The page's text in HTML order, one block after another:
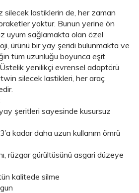
silecek lastiklerin de, her zaman
yoktur. Bunun yerine ön
uyum sağlamakta olan özel
ürünü bir yay şeridi bulunmakta ve
tüm uzunluğu boyunca eşit
yenilikçi evrensel adaptörü
silecek lastikleri, her araç
şeritleri sayesinde kusursuz
kadar daha uzun kullanım ömrü
rüzgar gürültüsünü asgari düzeye
kalitede silme